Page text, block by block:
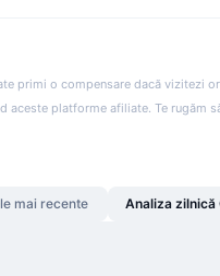
primi o compensare dacă vizitezi
aceste platforme afiliate. Te rugăm
mai recente Analiza zilnică